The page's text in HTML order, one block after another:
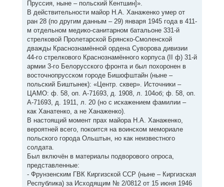
Пруссия, ныне – польский Кентшин]».
В действительности майор Н.А. Ханаженко умер от
ран 28 (по другим данным – 29) января 1945 года в 411-
м отдельном медико-санитарном батальоне 331-й
стрелковой Пролетарской Брянско-Смоленской
дважды Краснознамённой ордена Суворова дивизии
44-го стрелкового Краснознамённого корпуса (II ф) 31-й
армии 3-го Белорусского фронта и был похоронен в
восточнопрусском городе Бишофштайн (ныне –
польский Биштынек): «Центр. сквер». Источники –
ЦАМО: ф. 58, оп. А-71693, д. 1908, л. 104об; ф. 58, оп.
А-71693, д. 1911, л. 20 (но с искажением фамилии –
как Ханатенко, а не Ханаженко).
В настоящий момент прах майора Н.А. Ханаженко,
вероятней всего, покоится на воинском мемориале
польского города Ольштын, но как неизвестного
солдата.
Был включён в материалы подворового опроса,
представленные:
- Фрунзенским ГВК Киргизской ССР (ныне – Киргизская
Республика) за Исходящим № 2/0812 от 15 июня 1946